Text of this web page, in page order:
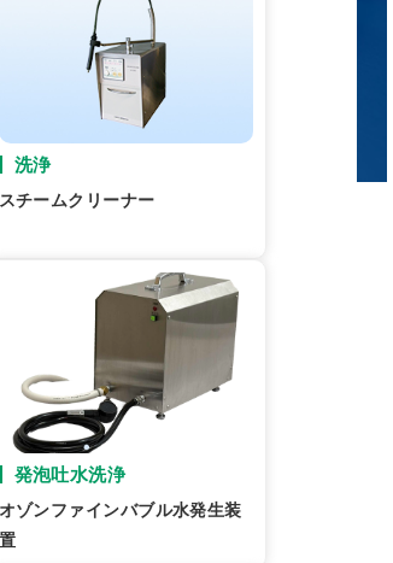
洗浄
スチームクリーナー
発泡吐水洗浄
オゾンファインバブル水発生装
置